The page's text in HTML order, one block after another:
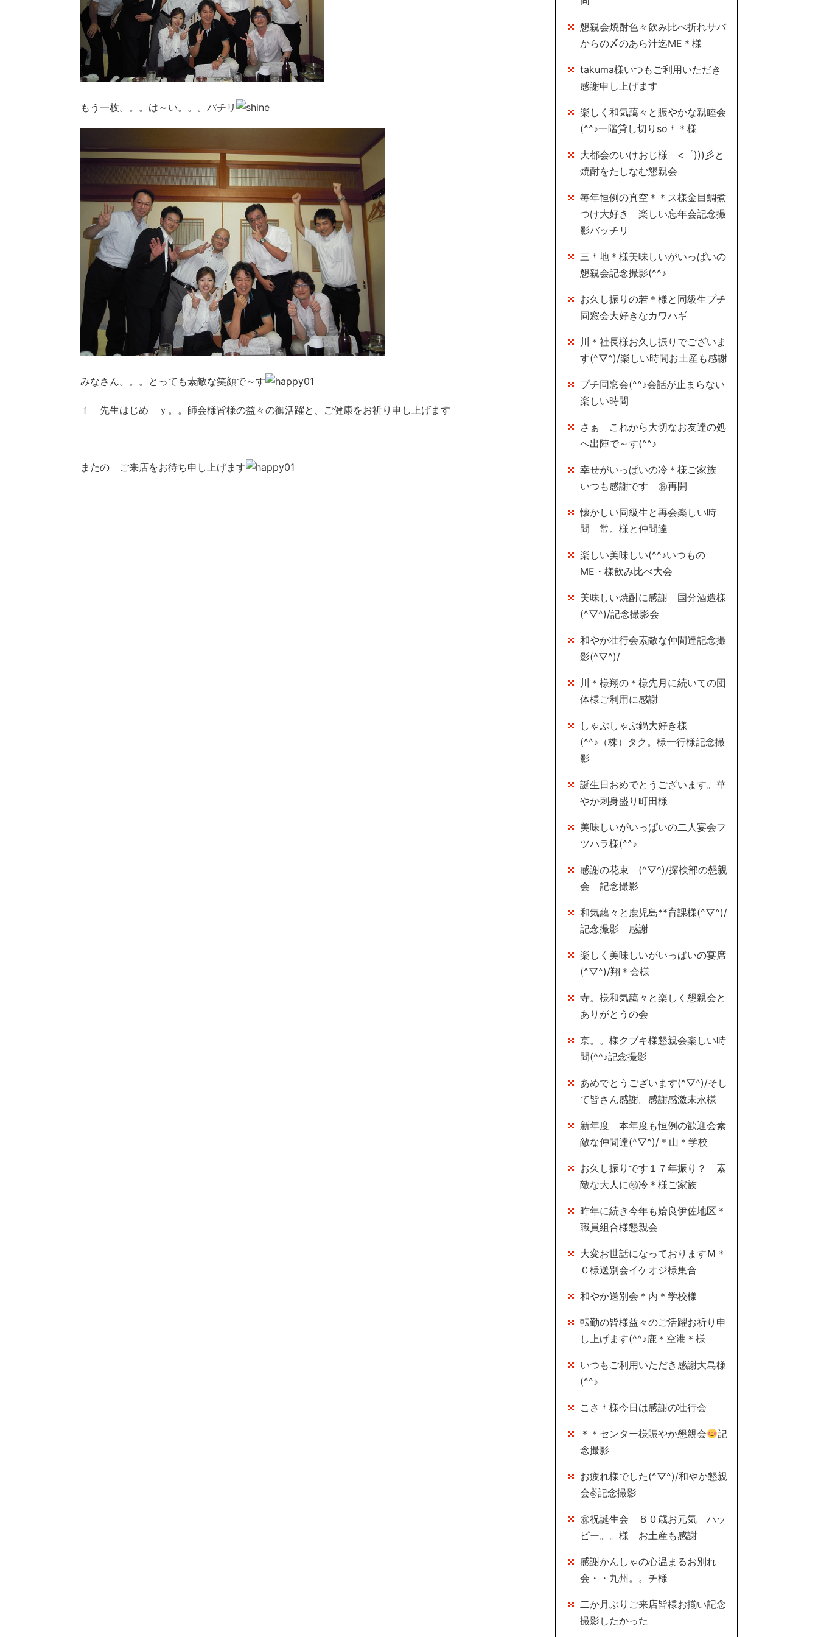
もう一枚。。。は～い。。。パチリ
みなさん。。。とっても素敵な笑顔で～す
ｆ 先生はじめ ｙ。。師会様皆様の益々の御活躍と、ご健康をお祈り申し上げます
またの ご来店をお待ち申し上げます
懇親会焼酎色々飲み比べ折れサバ
からの〆のあら汁迄ME＊様
takuma様いつもご利用いただき
感謝申し上げます
楽しく和気藹々と賑やかな親睦会
(^^♪一階貸し切りso＊＊様
大都会のいけおじ様 <゜)))彡と
焼酎をたしなむ懇親会
毎年恒例の真空＊＊ス様金目鯛煮
つけ大好き 楽しい忘年会記念撮
影バッチリ
三＊地＊様美味しいがいっぱいの
懇親会記念撮影(^^♪
お久し振りの若＊様と同級生プチ
同窓会大好きなカワハギ
川＊社長様お久し振りでございま
す(^▽^)/楽しい時間お土産も感謝
プチ同窓会(^^♪会話が止まらない
楽しい時間
さぁ これから大切なお友達の処
へ出陣で～す(^^♪
幸せがいっぱいの冷＊様ご家族
いつも感謝です ㊗再開
懐かしい同級生と再会楽しい時
間 常。様と仲間達
楽しい美味しい(^^♪いつもの
ME・様飲み比べ大会
美味しい焼酎に感謝 国分酒造様
(^▽^)/記念撮影会
和やか壮行会素敵な仲間達記念撮
影(^▽^)/
川＊様翔の＊様先月に続いての団
体様ご利用に感謝
しゃぶしゃぶ鍋大好き様
(^^♪（株）タク。様一行様記念撮
影
誕生日おめでとうございます。華
やか刺身盛り町田様
美味しいがいっぱいの二人宴会フ
ツハラ様(^^♪
感謝の花束 (^▽^)/探検部の懇親
会 記念撮影
和気藹々と鹿児島**育課様(^▽^)/
記念撮影 感謝
楽しく美味しいがいっぱいの宴席
(^▽^)/翔＊会様
寺。様和気藹々と楽しく懇親会と
ありがとうの会
京。。様クブキ様懇親会楽しい時
間(^^♪記念撮影
あめでとうございます(^▽^)/そし
て皆さん感謝。感謝感激末永様
新年度 本年度も恒例の歓迎会素
敵な仲間達(^▽^)/＊山＊学校
お久し振りです１７年振り？ 素
敵な大人に㊗冷＊様ご家族
昨年に続き今年も姶良伊佐地区＊
職員組合様懇親会
大変お世話になっておりますＭ＊
Ｃ様送別会イケオジ様集合
和やか送別会＊内＊学校様
転勤の皆様益々のご活躍お祈り申
し上げます(^^♪鹿＊空港＊様
いつもご利用いただき感謝大島様
(^^♪
こさ＊様今日は感謝の壮行会
＊＊センター様賑やか懇親会
記
念撮影
お疲れ様でした(^▽^)/和やか懇親
会✌記念撮影
㊗祝誕生会 ８０歳お元気 ハッ
ピー。。様 お土産も感謝
感謝かんしゃの心温まるお別れ
会・・九州。。チ様
二か月ぶりご来店皆様お揃い記念
撮影したかった